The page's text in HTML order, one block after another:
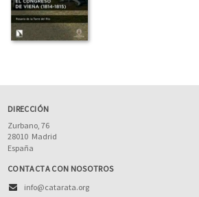
Derechos Humanos
Diseño
Ecología
Economía
Educación
DIRECCIÓN
Zurbano, 76
28010 Madrid
España
CONTACTA CON NOSOTROS
info@catarata.org